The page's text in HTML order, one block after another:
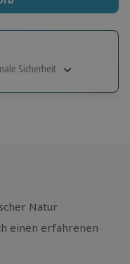
Sicherheit
Natur
einen erfahrenen